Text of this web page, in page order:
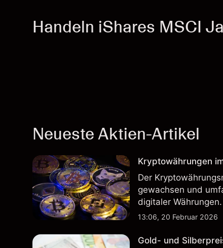
Handeln iShares MSCI
Neueste Aktien-Artikel
Kryptowährungen
Der
gewachsen und
digitaler Währungen.
13:06, 20 Februar 2026
Gold- und